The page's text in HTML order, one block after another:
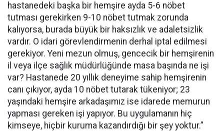
hastanedeki başka bir hemşire ayda 5-6 nöbet
tutması gerekirken 9-10 nöbet tutmak zorunda
kalıyorsa, burada büyük bir haksızlık ve adaletsizlik
vardır. O idari görevlendirmenin derhal iptal edilmesi
gerekiyor. Yeni mezun olmuş, gencecik bir hemşirenin
il veya ilçe sağlık müdürlüğünde masa başında ne işi
var? Hastanede 20 yıllık deneyime sahip hemşirenin
canı çıkıyor, ayda 10 nöbet tutarak tükeniyor; 23
yaşındaki hemşire arkadaşımız ise idarede memurun
yapması gereken işi yapıyor. Bu uygulamanın hiç
kimseye, hiçbir kuruma kazandırdığı bir şey yoktur.”